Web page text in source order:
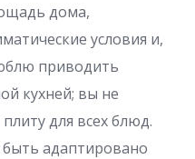
дома,
условия и,
приводить
кухней; вы не
для всех блюд.
адаптировано